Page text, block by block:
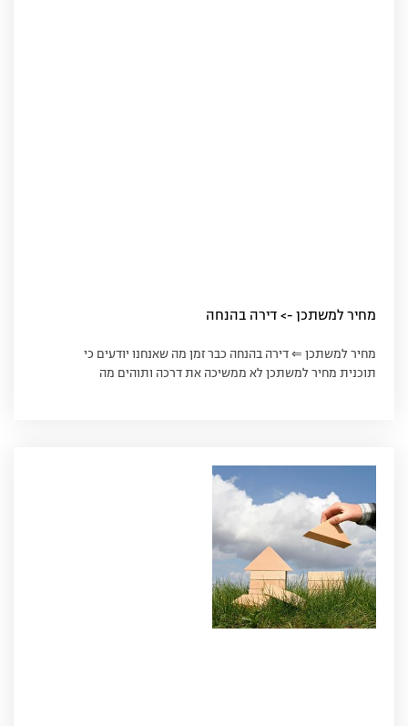
מחיר למשתכן -> דירה בהנחה
מחיר למשתכן ⇐ דירה בהנחה כבר זמן מה שאנחנו יודעים כי
תוכנית מחיר למשתכן לא ממשיכה את דרכה ותוהים מה